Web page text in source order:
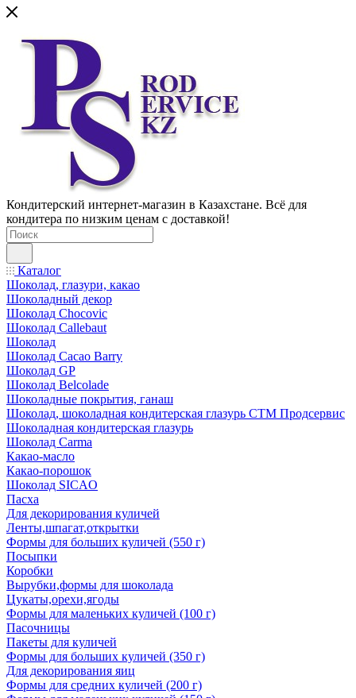
Кондитерский интернет-магазин в Казахстане. Всё для
кондитера по низким ценам с доставкой!
Каталог
Шоколад, глазури, какао
Шоколадный декор
Шоколад Chocovic
Шоколад Callebaut
Шоколад
Шоколад Cacao Barry
Шоколад GP
Шоколад Belcolade
Шоколадные покрытия, ганаш
Шоколад, шоколадная кондитерская глазурь СТМ Продсервис
Шоколадная кондитерская глазурь
Шоколад Carma
Какао-масло
Какао-порошок
Шоколад SICAO
Пасха
Для декорирования куличей
Ленты,шпагат,открытки
Формы для больших куличей (550 г)
Посыпки
Коробки
Вырубки,формы для шоколада
Цукаты,орехи,ягоды
Формы для маленьких куличей (100 г)
Пасочницы
Пакеты для куличей
Формы для больших куличей (350 г)
Для декорирования яиц
Формы для средних куличей (200 г)